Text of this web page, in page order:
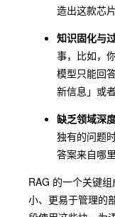
造出这款芯
知识固化与
事，比如，
模型只能回
新信息」或
缺乏领域深
独有的问题
答案来自哪里
RAG 的一个关键
小、更易于管理的